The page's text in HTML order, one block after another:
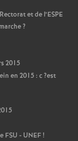
et de l’ESPE
?
2015
en 2015 : c?est
FSU - UNEF!